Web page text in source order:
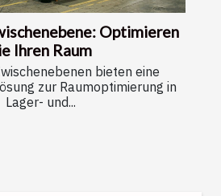
Optimieren
Ihren Raum
bieten eine
zur Raumoptimierung in
Lager- und...